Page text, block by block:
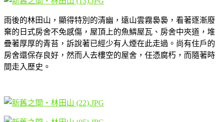
雨後的林田山，顯得特別的清幽，遠山雲霧裊裊，看著逐漸廢
棄的日式房舍不免感傷，屋頂上的魚鱗屋瓦、房舍中夾道，堆
疊著厚厚的青苔，訴說著已經少有人煙在此走過。尚有住戶的
房舍還保存良好，然而人去樓空的屋舍，任憑腐朽，而隨著時
間走入歷史。